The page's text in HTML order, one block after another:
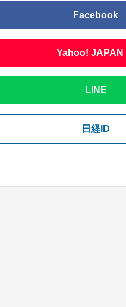
Facebook
Yahoo! JAPAN
LINE
日経ID